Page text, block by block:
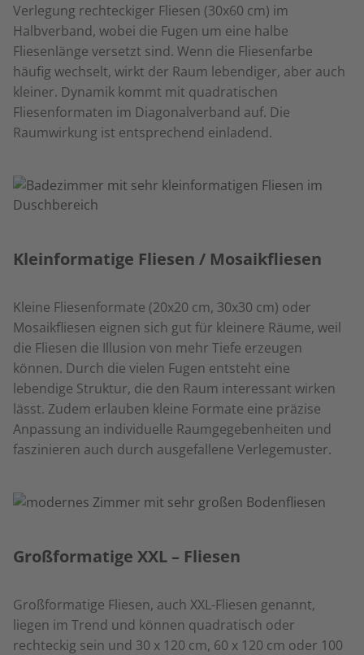
Verlegung rechteckiger Fliesen (30x60 cm) im
Halbverband, wobei die Fugen um eine halbe
Fliesenlänge versetzt sind. Wenn die Fliesenfarbe
häufig wechselt, wirkt der Raum lebendiger, aber auch
kleiner. Dynamik kommt mit quadratischen
Fliesenformaten im Diagonalverband auf. Die
Raumwirkung ist entsprechend einladend.
Kleinformatige Fliesen / Mosaikfliesen
Kleine Fliesenformate (20x20 cm, 30x30 cm) oder
Mosaikfliesen eignen sich gut für kleinere Räume, weil
die Fliesen die Illusion von mehr Tiefe erzeugen
können. Durch die vielen Fugen entsteht eine
lebendige Struktur, die den Raum interessant wirken
lässt. Zudem erlauben kleine Formate eine präzise
Anpassung an individuelle Raumgegebenheiten und
faszinieren auch durch ausgefallene Verlegemuster.
Großformatige XXL – Fliesen
Großformatige Fliesen, auch XXL-Fliesen genannt,
liegen im Trend und können quadratisch oder
rechteckig sein und 30 x 120 cm, 60 x 120 cm oder 100